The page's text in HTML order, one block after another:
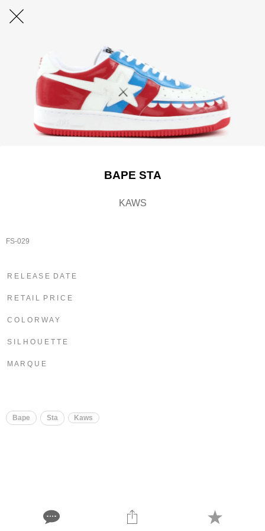
BAPE STA
KAWS
FS-029
R E L E A S E D A T E
R E T A I L P R I C E
C O L O R W A Y
S I L H O U E T T E
M A R Q U E
Bape Sta ​​ Kaws